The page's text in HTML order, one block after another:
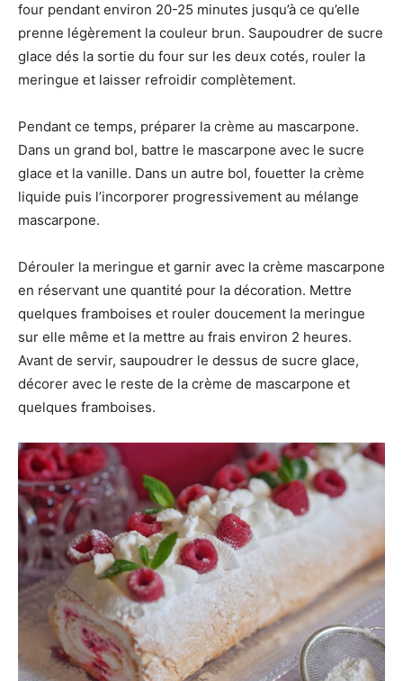
four pendant environ 20-25 minutes jusqu’à ce qu’elle
prenne légèrement la couleur brun. Saupoudrer de sucre
glace dés la sortie du four sur les deux cotés, rouler la
meringue et laisser refroidir complètement.
Pendant ce temps, préparer la crème au mascarpone.
Dans un grand bol, battre le mascarpone avec le sucre
glace et la vanille. Dans un autre bol, fouetter la crème
liquide puis l’incorporer progressivement au mélange
mascarpone.
Dérouler la meringue et garnir avec la crème mascarpone
en réservant une quantité pour la décoration. Mettre
quelques framboises et rouler doucement la meringue
sur elle même et la mettre au frais environ 2 heures.
Avant de servir, saupoudrer le dessus de sucre glace,
décorer avec le reste de la crème de mascarpone et
quelques framboises.